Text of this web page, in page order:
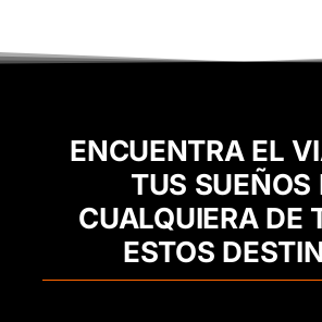
ENCUENTRA EL
TUS SUEÑOS
CUALQUIERA DE
ESTOS